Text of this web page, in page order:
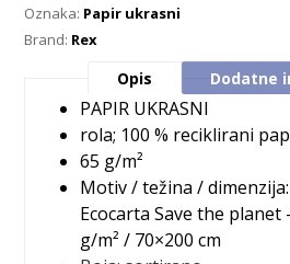
Oznaka: Papir ukrasni
Brand: Rex
Opis Dodatne
PAPIR UKRASNI
rola; 100 % reciklirani
65 g/m²
Motiv / težina / dimenzija:
Ecocarta Save the planet
g/m² / 70×200 cm